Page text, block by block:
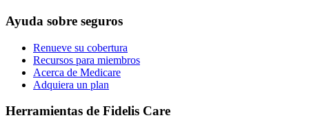
Ayuda sobre seguros
Renueve su cobertura
Recursos para miembros
Acerca de Medicare
Adquiera un plan
Herramientas de Fidelis Care